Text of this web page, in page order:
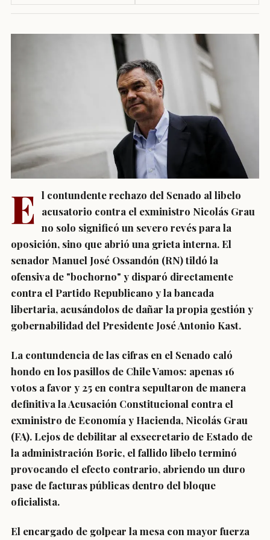
E l contundente rechazo del Senado al libelo
acusatorio contra el exministro Nicolás Grau
no solo significó un severo revés para la
oposición, sino que abrió una grieta interna. El
senador Manuel José Ossandón (RN) tildó la
ofensiva de "bochorno" y disparó directamente
contra el Partido Republicano y la bancada
libertaria, acusándolos de dañar la propia gestión y
gobernabilidad del Presidente José Antonio Kast.
La contundencia de las cifras en el Senado caló
hondo en los pasillos de Chile Vamos: apenas 16
votos a favor y 25 en contra sepultaron de manera
definitiva la Acusación Constitucional contra el
exministro de Economía y Hacienda, Nicolás Grau
(FA). Lejos de debilitar al exsecretario de Estado de
la administración Boric, el fallido libelo terminó
provocando el efecto contrario, abriendo un duro
pase de facturas públicas dentro del bloque
oficialista.
El encargado de golpear la mesa con mayor fuerza